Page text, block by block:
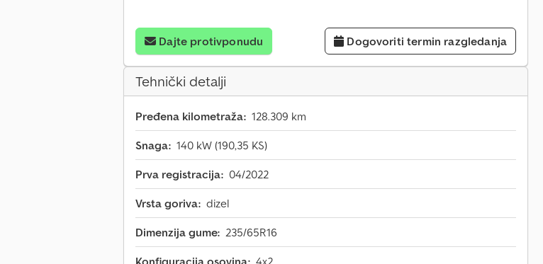
Dajte protivponudu Dogovoriti termin razgledanja
Tehnički detalji
Pređena kilometraža: 128.309 km
Snaga: 140 kW (190,35 KS)
Prva registracija: 04/2022
Vrsta goriva: dizel
Dimenzija gume: 235/65R16